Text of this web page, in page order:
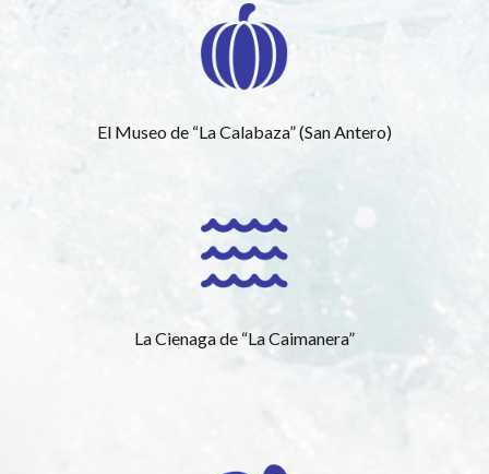
El Museo de “La Calabaza” (San Antero)
La Cienaga de “La Caimanera”